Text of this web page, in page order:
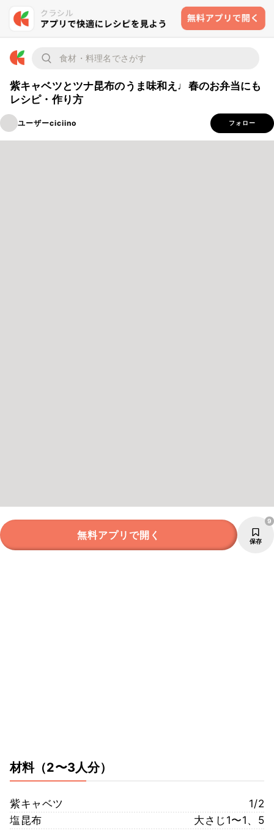
紫キャベツとツナ昆布のうま味和え♩春のお弁当にも
レシピ・作り方
ユーザーciciino フォロー
無料アプリで開く 保存
9
材料（2〜3人分）
紫キャベツ
1/2
塩昆布
大さじ1〜1、5